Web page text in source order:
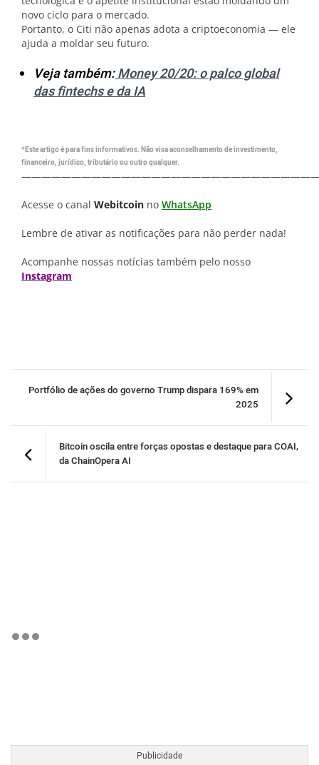
novo ciclo para o mercado.
Portanto, o Citi não apenas adota a criptoeconomia — ele
ajuda a moldar seu futuro.
Veja também:Money 20/20: o palco global
das fintechs e da IA
*Este artigo é para fins informativos. Não visa aconselhamento de investimento,
financeiro, jurídico, tributário ou outro qualquer.
Acesse o canal Webitcoin no WhatsApp
Lembre de ativar as notificações para não perder nada!
Acompanhe nossas notícias também pelo nosso
Instagram
Portfólio de ações do governo Trump dispara 169% em
2025
Bitcoin oscila entre forças opostas e destaque para COAI,
da ChainOpera AI